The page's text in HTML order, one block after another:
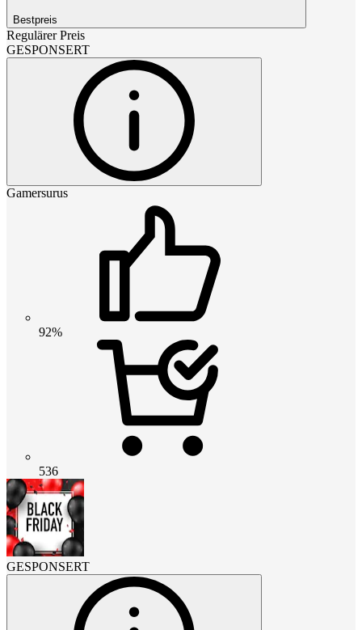
Bestpreis
Regulärer Preis
GESPONSERT
Gamersurus
92%
536
GESPONSERT